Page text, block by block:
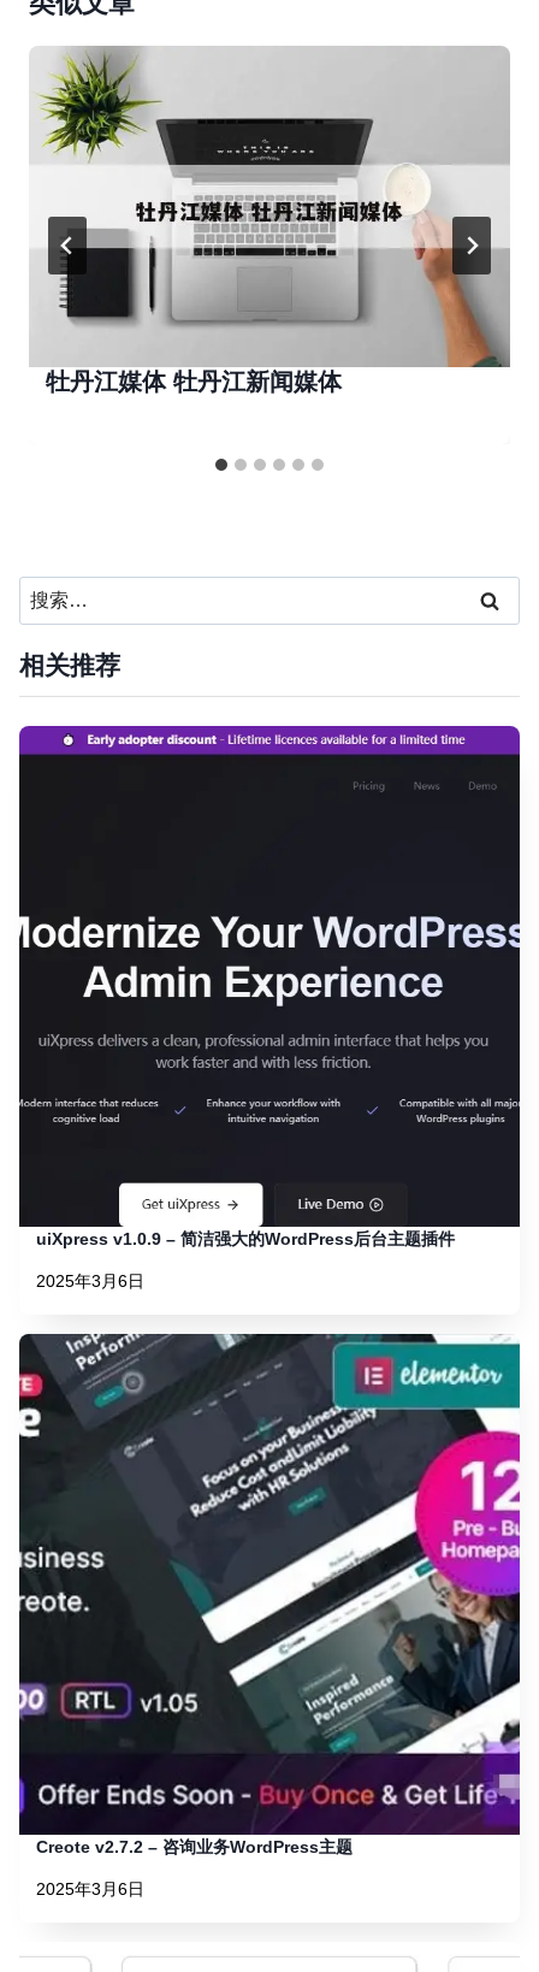
牡丹江媒体 牡丹江新闻媒体
搜
索：
相关推荐
uiXpress v1.0.9 – 简洁强大的WordPress后台主题插件
2025年3月6日
Creote v2.7.2 – 咨询业务WordPress主题
2025年3月6日